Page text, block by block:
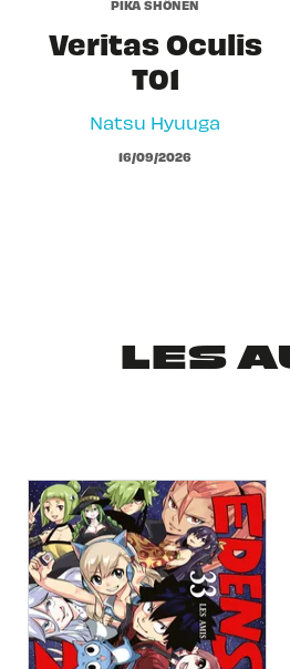
PIKA SHÔNEN
Veritas Oculis
T01
Natsu Hyuuga
16/09/2026
LES